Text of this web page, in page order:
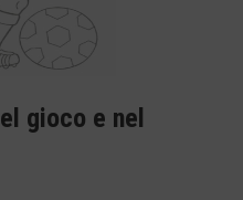
gioco e nel